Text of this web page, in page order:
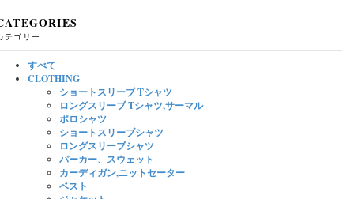
テゴリー
すべて
CLOTHING
ショートスリーブ Tシャツ
ロングスリーブ Tシャツ,サーマル
ポロシャツ
ショートスリーブシャツ
ロングスリーブシャツ
パーカー、スウェット
カーディガン,ニットセーター
ベスト